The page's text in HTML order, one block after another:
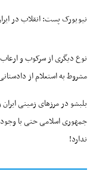
نیویورک پست: انقلاب در
نوع دیگری از سرکوب و
مشروط به استعلام از
بلبشو در مرزهای زمینی
جمهوری اسلامی حتی با
ندارد!